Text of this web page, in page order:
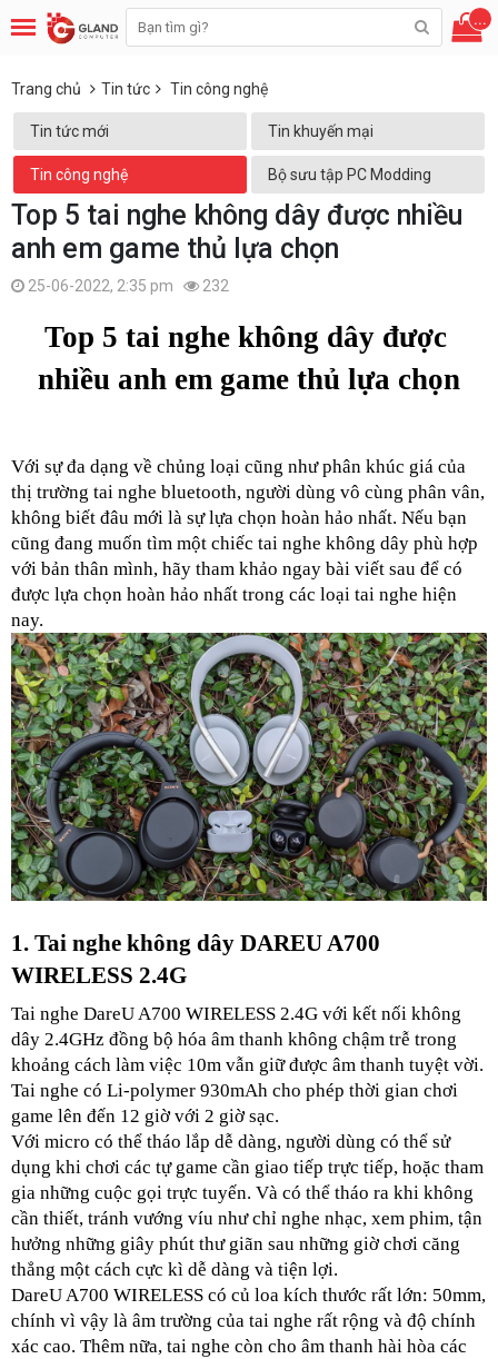
...
Trang chủ Tin tức Tin công nghệ
Tin tức mới Tin khuyến mại
Tin công nghệ Bộ sưu tập PC Modding
Top 5 tai nghe không dây được nhiều
anh em game thủ lựa chọn
25-06-2022, 2:35 pm 232
Top 5 tai nghe không dây được
nhiều anh em game thủ lựa chọn
Với sự đa dạng về chủng loại cũng như phân khúc giá của
thị trường tai nghe bluetooth, người dùng vô cùng phân vân,
không biết đâu mới là sự lựa chọn hoàn hảo nhất. Nếu bạn
cũng đang muốn tìm một chiếc tai nghe không dây phù hợp
với bản thân mình, hãy tham khảo ngay bài viết sau để có
được lựa chọn hoàn hảo nhất trong các loại tai nghe hiện
nay.
1. Tai nghe không dây DAREU A700
WIRELESS 2.4G
Tai nghe DareU A700 WIRELESS 2.4G với kết nối không
dây 2.4GHz đồng bộ hóa âm thanh không chậm trễ trong
khoảng cách làm việc 10m vẫn giữ được âm thanh tuyệt vời.
Tai nghe có Li-polymer 930mAh cho phép thời gian chơi
game lên đến 12 giờ với 2 giờ sạc.
Với micro có thể tháo lắp dễ dàng, người dùng có thể sử
dụng khi chơi các tự game cần giao tiếp trực tiếp, hoặc tham
gia những cuộc gọi trực tuyến. Và có thể tháo ra khi không
cần thiết, tránh vướng víu như chỉ nghe nhạc, xem phim, tận
hưởng những giây phút thư giãn sau những giờ chơi căng
thẳng một cách cực kì dễ dàng và tiện lợi.
DareU A700 WIRELESS có củ loa kích thước rất lớn: 50mm,
chính vì vậy là âm trường của tai nghe rất rộng và độ chính
xác cao. Thêm nữa, tai nghe còn cho âm thanh hài hòa các